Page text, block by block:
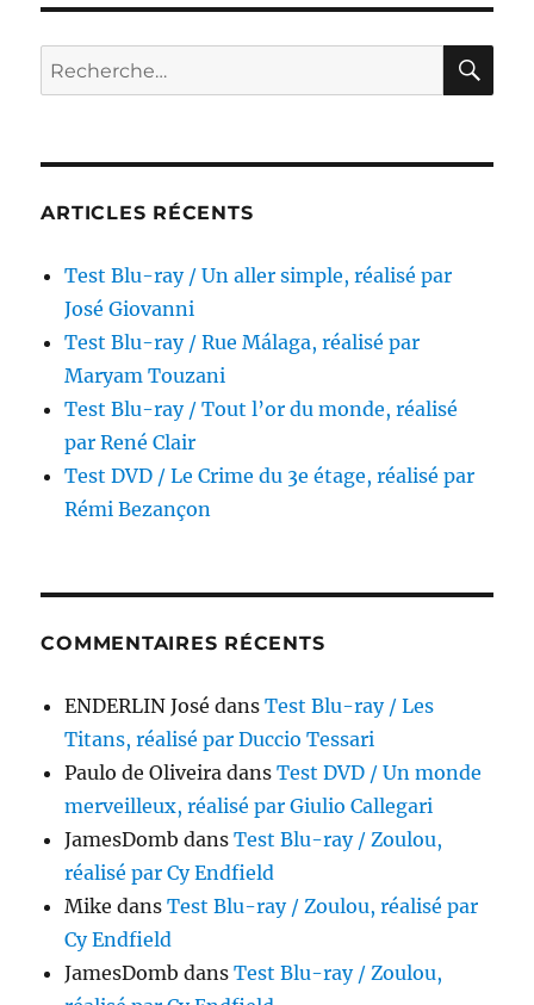
Le
Chant
des
Vincent
Munier
Recherche
pour :
ARTICLES RÉCENTS
Test Blu-ray / Un aller simple, réalisé par
José Giovanni
Test Blu-ray / Rue Málaga, réalisé par
Maryam Touzani
Test Blu-ray / Tout l’or du monde, réalisé
par René Clair
Test DVD / Le Crime du 3e étage, réalisé par
Rémi Bezançon
COMMENTAIRES RÉCENTS
ENDERLIN José dansTest Blu-ray / Les
Titans, réalisé par Duccio Tessari
Paulo de Oliveira dansTest DVD / Un monde
merveilleux, réalisé par Giulio Callegari
JamesDomb dansTest Blu-ray / Zoulou,
réalisé par Cy Endfield
Mike dansTest Blu-ray / Zoulou, réalisé par
Cy Endfield
JamesDomb dansTest Blu-ray / Zoulou,